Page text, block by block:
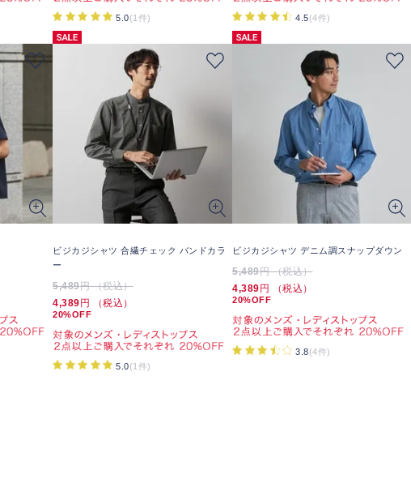
5.0(1件) 4.5(4件)
ビジカジシャツ 合繊チェック バンドカラ
ー
5,489円 （税込）
4,389円 （税込）
20%OFF
5.0(1件)
ビジカジシャツ デニム調スナップダウン
5,489円 （税込）
4,389円 （税込）
20%OFF
3.8(4件)